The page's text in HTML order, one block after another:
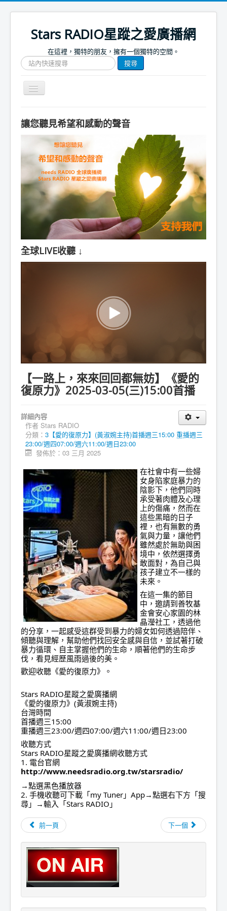
Stars RADIO星蹤之愛廣播網
在這裡，獨特的朋友，擁有一個獨特的空間。
搜
尋
網
文
搜尋
Toggle
Navigation
首頁
捐款支持
節目表
節目簡介
節目預告
讓您聽見希望和感動的聲音
全球LIVE收聽 ↓
【一路上，來來回回都無妨】《愛的
復原力》2025-03-05(三)15:00首播
詳細內容
作者 Stars RADIO
分類： 3【愛的復原力】(黃淑婉主持)首播週三15:00 重播週三
23:00/週四07:00/週六11:00/週日23:00
發佈於：03 三月 2025
在社會中有一些婦
女身陷家庭暴力的
陰影下，他們同時
承受著肉體及心理
上的傷痛，然而在
這些黑暗的日子
裡，也有無數的勇
氣與力量，讓他們
雖然處於無助與困
境中，依然選擇勇
敢面對，為自己與
孩子建立不一樣的
未來。
在這一集的節目
中，邀請到善牧基
金會安心家園的林
晶瀅社工，透過他
的分享，一起感受這群受到暴力的婦女如何透過陪伴、
傾聽與理解，幫助他們找回安全感與自信，並試著打破
暴力循環、自主掌握他們的生命，順著他們的生命步
伐，看見經歷風雨過後的美。
歡迎收聽《愛的復原力》。
Stars RADIO星蹤之愛廣播網
《愛的復原力》(黃淑婉主持)
台灣時間
首播週三15:00
重播週三23:00/週四07:00/週六11:00/週日23:00
收聽方式
Stars RADIO星蹤之愛廣播網收聽方式
1. 電台官網
http://www.needsradio.org.tw/starsradio/
→點選黑色播放器
2. 手機收聽可下載「my Tuner」App→點選右下方「搜
尋」→輸入「Stars RADIO」
前一頁 下一個